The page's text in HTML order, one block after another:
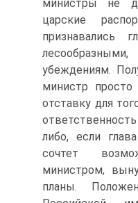
министры не
царские
признавались
убеждениям.
министр
отставку для
либо, если
сочтет
министром,
планы.